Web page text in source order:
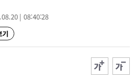
| 08:40:28